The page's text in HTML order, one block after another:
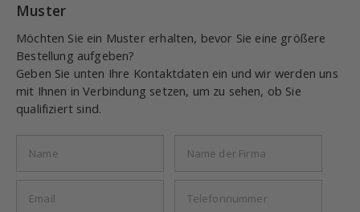
Muster
Möchten Sie ein Muster erhalten, bevor Sie eine größere
Bestellung aufgeben?
Geben Sie unten Ihre Kontaktdaten ein und wir werden uns
mit Ihnen in Verbindung setzen, um zu sehen, ob Sie
qualifiziert sind.